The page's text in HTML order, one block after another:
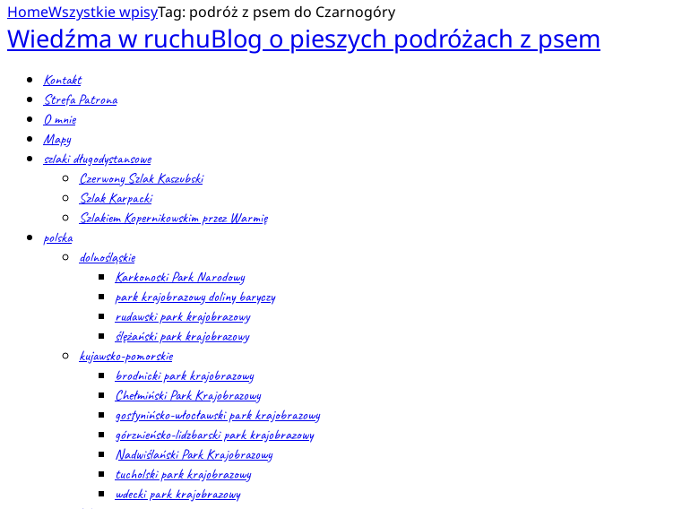
HomeWszystkie wpisyTag: podróż z psem do Czarnogóry
Wiedźma w ruchuBlog o pieszych podróżach z psem
Kontakt
Strefa Patrona
O mnie
Mapy
szlaki długodystansowe
Czerwony Szlak Kaszubski
Szlak Karpacki
Szlakiem Kopernikowskim przez Warmię
polska
dolnośląskie
Karkonoski Park Narodowy
park krajobrazowy doliny baryczy
rudawski park krajobrazowy
ślężański park krajobrazowy
kujawsko-pomorskie
brodnicki park krajobrazowy
Chełmiński Park Krajobrazowy
gostynińsko-włocławski park krajobrazowy
górznieńsko-lidzbarski park krajobrazowy
Nadwiślański Park Krajobrazowy
tucholski park krajobrazowy
wdecki park krajobrazowy